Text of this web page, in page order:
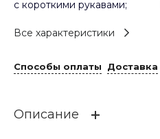
с короткими рукавами;
Все характеристики
Способы оплаты Доставка
Описание